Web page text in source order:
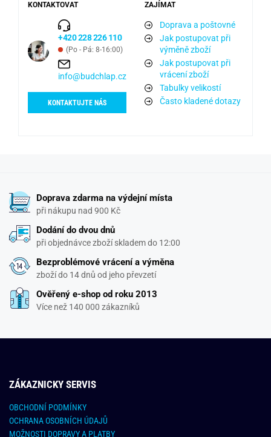
KONTAKTOVAT
+420 228 226 110
(Po - Pá: 8-16:00)
info@budchlap.cz
KONTAKTUJTE NÁS
ZAJÍMAT
Doprava a poštovné
Jak postupovat při
výměně zboží
Jak postupovat při
vrácení zboží
Tabulky velikostí
Často kladené dotazy
Doprava zdarma na výdejní místa
při nákupu nad 900 Kč
Dodání do dvou dnů
při objednávce zboží skladem do 12:00
Bezproblémové vrácení a výměna
zboží do 14 dnů od jeho převzetí
Ověřený e-shop od roku 2013
Více než 140 000 zákazníků
ZÁKAZNICKY SERVIS
OBCHODNÍ PODMÍNKY
OCHRANA OSOBNÍCH ÚDAJŮ
MOŽNOSTI DOPRAVY A PLATBY